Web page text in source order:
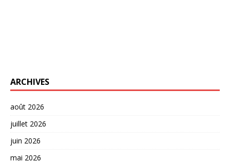
ARCHIVES
août 2026
juillet 2026
juin 2026
mai 2026